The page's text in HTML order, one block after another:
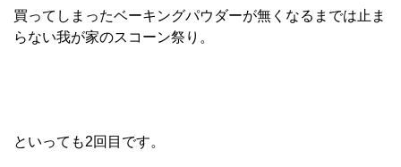
買ってしまったベーキングパウダーが無くなるまでは止ま
らない我が家のスコーン祭り。
といっても2回目です。